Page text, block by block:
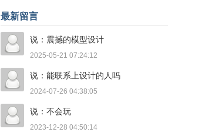
最新留言
说：震撼的模型设计
2025-05-21 07:24:12
说：能联系上设计的人吗
2024-07-26 04:38:05
说：不会玩
2023-12-28 04:50:14